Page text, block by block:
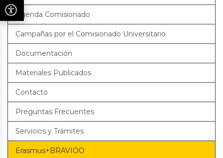
Agenda Comisionado
Campañas por el Comisionado Universitario
Documentación
Materiales Publicados
Contacto
Preguntas Frecuentes
Servicios y Trámites
Erasmus+BRAVIOO